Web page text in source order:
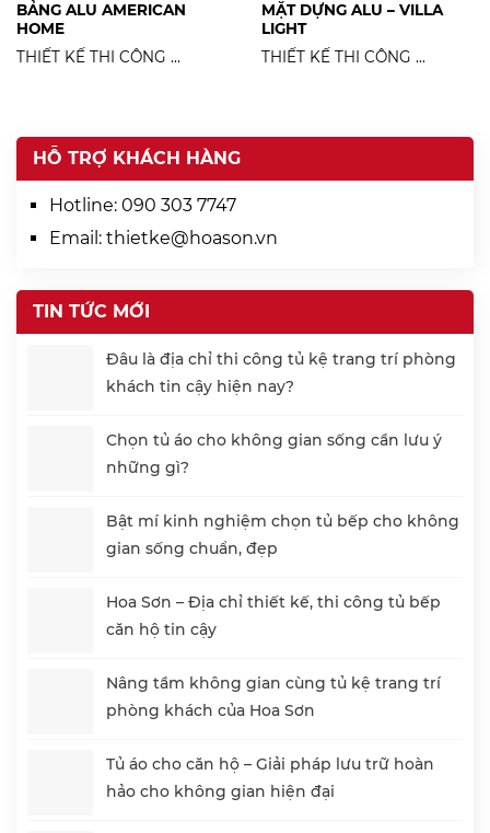
BẢNG ALU AMERICAN
HOME
THIẾT KẾ THI CÔNG ...
MẶT DỰNG ALU – VILLA
LIGHT
THIẾT KẾ THI CÔNG ...
HỖ TRỢ KHÁCH HÀNG
Hotline: 090 303 7747
Email: thietke@hoason.vn
TIN TỨC MỚI
Đâu là địa chỉ thi công tủ kệ trang trí phòng
khách tin cậy hiện nay?
Chọn tủ áo cho không gian sống cần lưu ý
những gì?
Bật mí kinh nghiệm chọn tủ bếp cho không
gian sống chuẩn, đẹp
Hoa Sơn – Địa chỉ thiết kế, thi công tủ bếp
căn hộ tin cậy
Nâng tầm không gian cùng tủ kệ trang trí
phòng khách của Hoa Sơn
Tủ áo cho căn hộ – Giải pháp lưu trữ hoàn
hảo cho không gian hiện đại